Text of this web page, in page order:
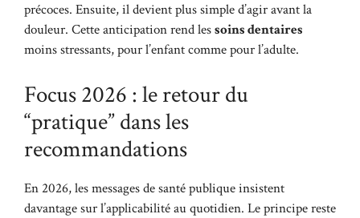
précoces. Ensuite, il devient plus simple d’agir avant la
douleur. Cette anticipation rend lessoins dentaires
moins stressants, pour l’enfant comme pour l’adulte.
Focus 2026 : le retour du
“pratique” dans les
recommandations
En 2026, les messages de santé publique insistent
davantage sur l’applicabilité au quotidien. Le principe reste